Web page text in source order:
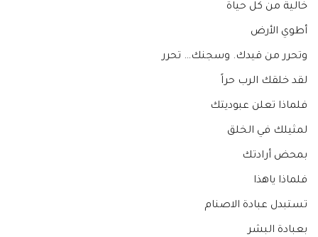
خالية من كل حياة
أطوي الأرض
وتحرر من قيدك. وسجنك… تحرر
لقد خلقك الرب حراً
فلماذا تعلن عبوديتك
لمثيلك في الخلق
بمحض أرادتك
فلماذا ياهذا
تستبدل عبادة الاصنام
بعبادة البشر